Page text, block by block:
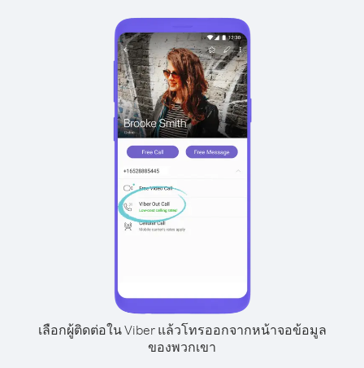
เลือกผู้ติดต่อใน Viber แล้วโทรออกจากหน้าจอข้อมูล
ของพวกเขา